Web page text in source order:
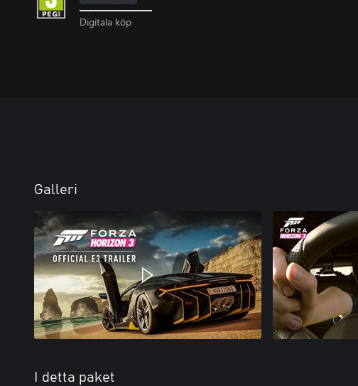
Digitala köp
Galleri
I detta paket